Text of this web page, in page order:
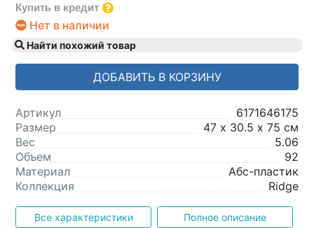
Купить в кредит
Нет в наличии
Найти похожий товар
ДОБАВИТЬ В КОРЗИНУ
Артикул
6171646175
Размер
47 х 30.5 х 75 см
Вес
5.06
Объем
92
Материал
Абс-пластик
Коллекция
Ridge
Все характеристики Полное описание